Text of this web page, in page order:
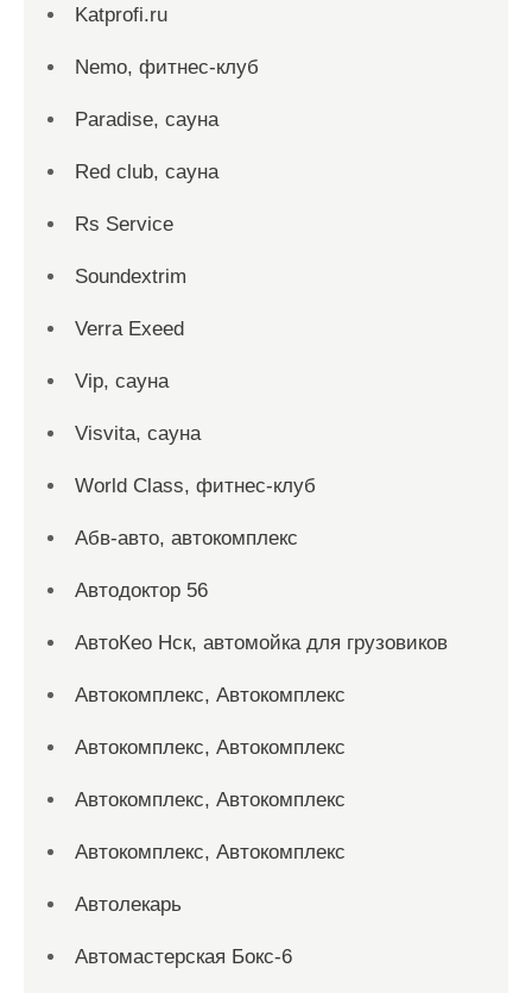
Katprofi.ru
Nemo, фитнес-клуб
Paradise, сауна
Red сlub, сауна
Rs Service
Soundextrim
Verra Exeed
Vip, сауна
Visvita, сауна
World Class, фитнес-клуб
Абв-авто, автокомплекс
Автодоктор 56
АвтоКео Нск, автомойка для грузовиков
Автокомплекс, Автокомплекс
Автокомплекс, Автокомплекс
Автокомплекс, Автокомплекс
Автокомплекс, Автокомплекс
Автолекарь
Автомастерская Бокс-6